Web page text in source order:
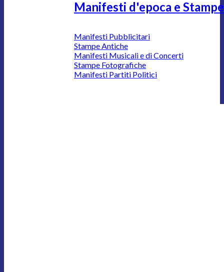
Manifesti d'epoca e Stampe
Manifesti Pubblicitari
Stampe Antiche
Manifesti Musicali e di Concerti
Stampe Fotografiche
Manifesti Partiti Politici